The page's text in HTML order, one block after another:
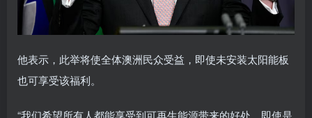
他表示，此举将使全体澳洲民众受益，即使未安装太阳能板
也可享受该福利。
“我们希望所有人都能享受到可再生能源带来的好处，即使是